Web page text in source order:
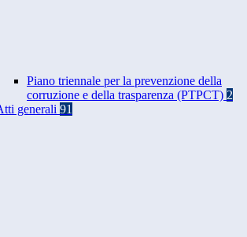
Piano triennale per la prevenzione della
corruzione e della trasparenza (PTPCT) 2
generali 91